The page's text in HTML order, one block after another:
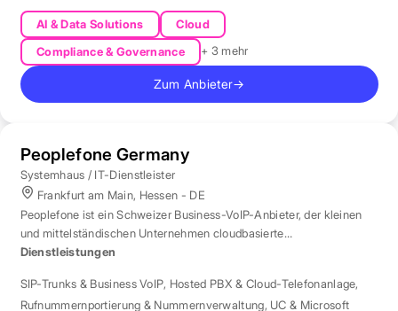
AI & Data Solutions
Cloud
Compliance & Governance
+ 3 mehr
Zum Anbieter→
Peoplefone Germany
Systemhaus / IT-Dienstleister
Frankfurt am Main, Hessen - DE
Peoplefone ist ein Schweizer Business-VoIP-Anbieter, der kleinen
und mittelständischen Unternehmen cloudbasierte
Telefonielösungen bietet.
Dienstleistungen
SIP-Trunks & Business VoIP, Hosted PBX & Cloud-Telefonanlage,
Rufnummernportierung & Nummernverwaltung, UC & Microsoft